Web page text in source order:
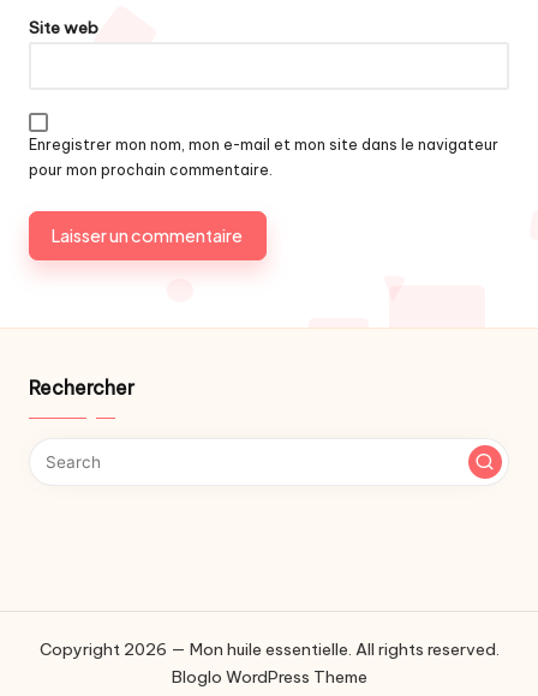
Site web
Enregistrer mon nom, mon e-mail et mon site dans le navigateur
pour mon prochain commentaire.
Rechercher
Copyright 2026 — Mon huile essentielle. All rights reserved.
Bloglo WordPress Theme